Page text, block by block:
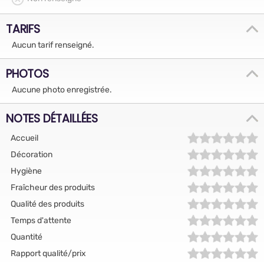
TARIFS
Aucun tarif renseigné.
PHOTOS
Aucune photo enregistrée.
NOTES DÉTAILLÉES
Accueil
Décoration
Hygiène
Fraîcheur des produits
Qualité des produits
Temps d'attente
Quantité
Rapport qualité/prix